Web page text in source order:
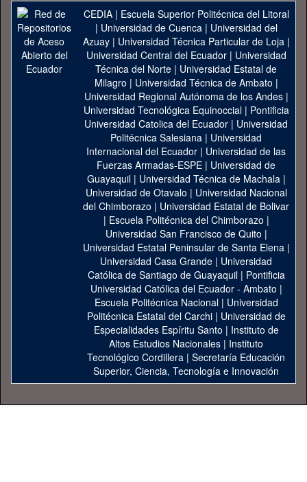
CEDIA| Escuela Superior Politécnica del Litoral
| Universidad de Cuenca| Universidad del
Azuay| Universidad Técnica Particular de Loja|
Universidad Central del Ecuador| Universidad
Técnica del Norte | Universidad Estatal de
Milagro | Universidad Técnica de Ambato |
Universidad Regional Autónoma de los Andes|
Universidad Tecnológica Equinoccial| Pontificia
Universidad Catolica del Ecuador | Universidad
Politécnica Salesiana | Universidad
Internacional del Ecuador | Universidad de las
Fuerzas Armadas-ESPE | Universidad de
Guayaquil| Universidad Técnica de Machala|
Universidad de Otavalo | Universidad Nacional
del Chimborazo | Universidad Estatal de Bolivar
| Escuela Politécnica del Chimborazo |
Universidad San Francisco de Quito |
Universidad Estatal Peninsular de Santa Elena|
Universidad Casa Grande | Universidad
Católica de Santiago de Guayaquil| Pontificia
Universidad Católica del Ecuador - Ambato |
Escuela Politécnica Nacional| Universidad
Politécnica Estatal del Carchi| Universidad de
Especialidades Espíritu Santo | Instituto de
Altos Estudios Nacionales | Instituto
Tecnológico Cordillera | Secretaría Educación
Superior, Ciencia, Tecnología e Innovación